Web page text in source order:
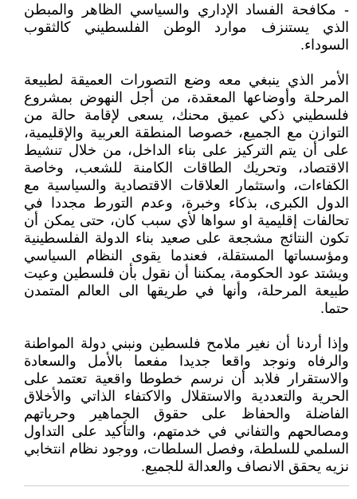
- مكافحة الفساد الإداري والسياسي الظاهر والمبطن
الذي يستنزف موارد الوطن الفلسطيني كالثقوب
السوداء.
الأمر الذي ينبغي معه وضع التصورات العميقة لطبيعة
المرحلة وأوضاعها المعقدة، من أجل النهوض بمشروع
فلسطيني ذكي عميق محنك، يسعى لإقامة حالة من
التوازن مع الجميع، خصوصا المنطقة العربية والإقليمية،
على أن يتم التركيز على بناء الداخل، من خلال تنشيط
الاقتصاد، وتحريك الطاقات الكامنة للشعب، وخاصة
الكفاءات، واستثمار العلاقات الاقتصادية والسياسية مع
الدول الكبرى، بذكاء وخبرة، وعدم التورط مجددا في
تحالفات إقليمية او سواها لأي سبب كان، حتى يمكن أن
تكون النتائج مشجعة على صعيد بناء الدولة الفلسطينية
ومؤسساتها المستقلة، فعندما يقوى النظام السياسي
ويشتد عود الحكومة، يمكننا أن نقول بأن فلسطين وعيت
طبيعة المرحلة، وأنها في طريقها الى العالم المتمدن
حتما.
وإذا أردنا أن نغير ملامح فلسطين ونبني دولة المواطنة
والرفاه ونوجد واقعا جديدا مفعما بالأمل والسعادة
والاستقرار فلابد أن نرسم خطوطا واقعية تعتمد على
الحرية والتعددية والاستقلال والاكتفاء الذاتي والأخلاق
الفاضلة والحفاظ على حقوق الجماهير وحرياتهم
ومصالحهم والتفاني في خدمتهم، والتأكيد على التداول
السلمي للسلطة، وفصل السلطات، ووجود نظام انتخابي
نزيه يحقق الانصاف والعدالة للجميع.